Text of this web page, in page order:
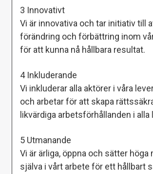
3 Innovativt
Vi är innovativa och tar initiativ till
förändring och förbättring inom
för att kunna nå hållbara resultat.
4 Inkluderande
Vi inkluderar alla aktörer i våra
och arbetar för att skapa
likvärdiga arbetsförhållanden i alla
5 Utmanande
Vi är ärliga, öppna och sätter höga
själva i vårt arbete för ett hållbart